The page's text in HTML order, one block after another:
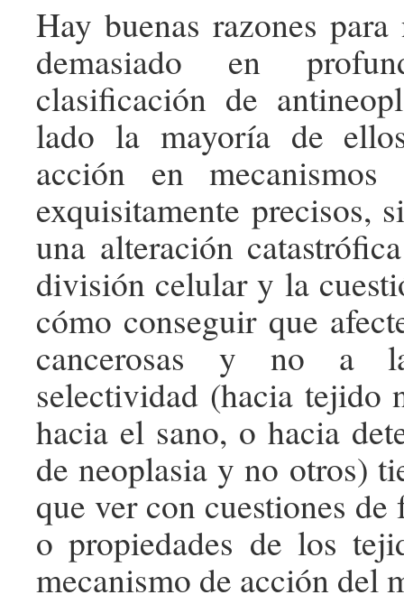
Hay buenas razones para
demasiado en
clasificación de
lado la mayoría de
acción en mecanismos
exquisitamente precisos,
una alteración
división celular y la
cómo conseguir que
cancerosas y no a
selectividad (hacia tejido
hacia el sano, o hacia
de neoplasia y no otros)
que ver con cuestiones
o propiedades de los
mecanismo de acción del